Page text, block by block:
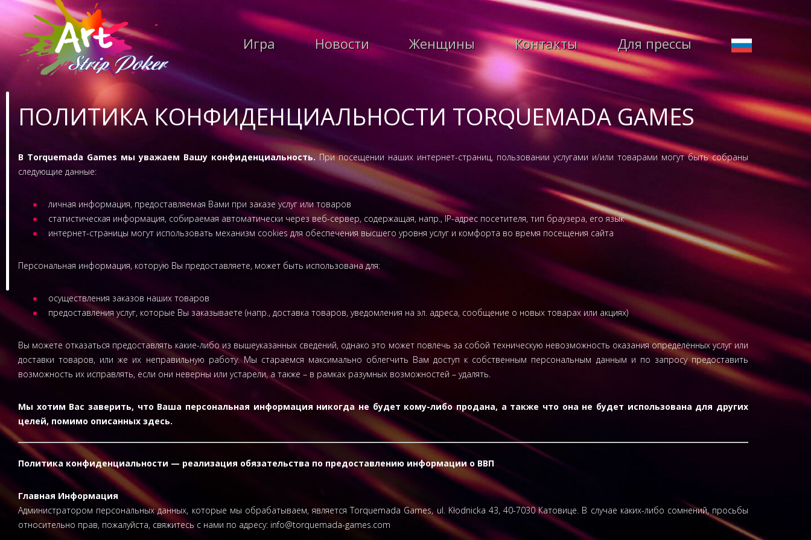
ПОЛИТИКА КОНФИДЕНЦИАЛЬНОСТИ TORQUEMADA GAMES
В Torquemada Games мы уважаем Вашу конфиденциальность.При посещении наших интернет-страниц, пользовании услугами и/или товарами могут быть собраны
следующие данные:
личная информация, предоставляемая Вами при заказе услуг или товаров
статистическая информация, собираемая автоматически через веб-сервер, содержащая, напр., IP-адрес посетителя, тип браузера, его язык
интернет-страницы могут использовать механизм cookies для обеспечения высшего уровня услуг и комфорта во время посещения сайта
Персональная информация, которую Вы предоставляете, может быть использована для:
осуществления заказов наших товаров
предоставления услуг, которые Вы заказываете (напр., доставка товаров, уведомления на эл. адреса, сообщение о новых товарах или акциях)
Вы можете отказаться предоставлять какие-либо из вышеуказанных сведений, однако это может повлечь за собой техническую невозможность оказания определённых услуг или
доставки товаров, или же их неправильную работу. Мы стараемся максимально облегчить Вам доступ к собственным персональным данным и по запросу предоставить
возможность их исправлять, если они неверны или устарели, а также – в рамках разумных возможностей – удалять.
Мы хотим Вас заверить, что Ваша персональная информация никогда не будет кому-либо продана, а также что она не будет использована для других
целей, помимо описанных здесь.
Политика конфиденциальности — реализация обязательства по предоставлению информации о ВВП
Главная Информация
Администратором персональных данных, которые мы обрабатываем, является Torquemada Games, ul. Kłodnicka 43, 40-7030 Катовице. В случае каких-либо сомнений, просьбы
относительно прав, пожалуйста, свяжитесь с нами по адресу: info@torquemada-games.com
Игра Новости Женщины Контакты Для прессы